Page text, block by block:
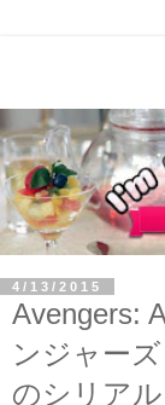
4/13/2015
Avengers:
ンジャー
のシリアル